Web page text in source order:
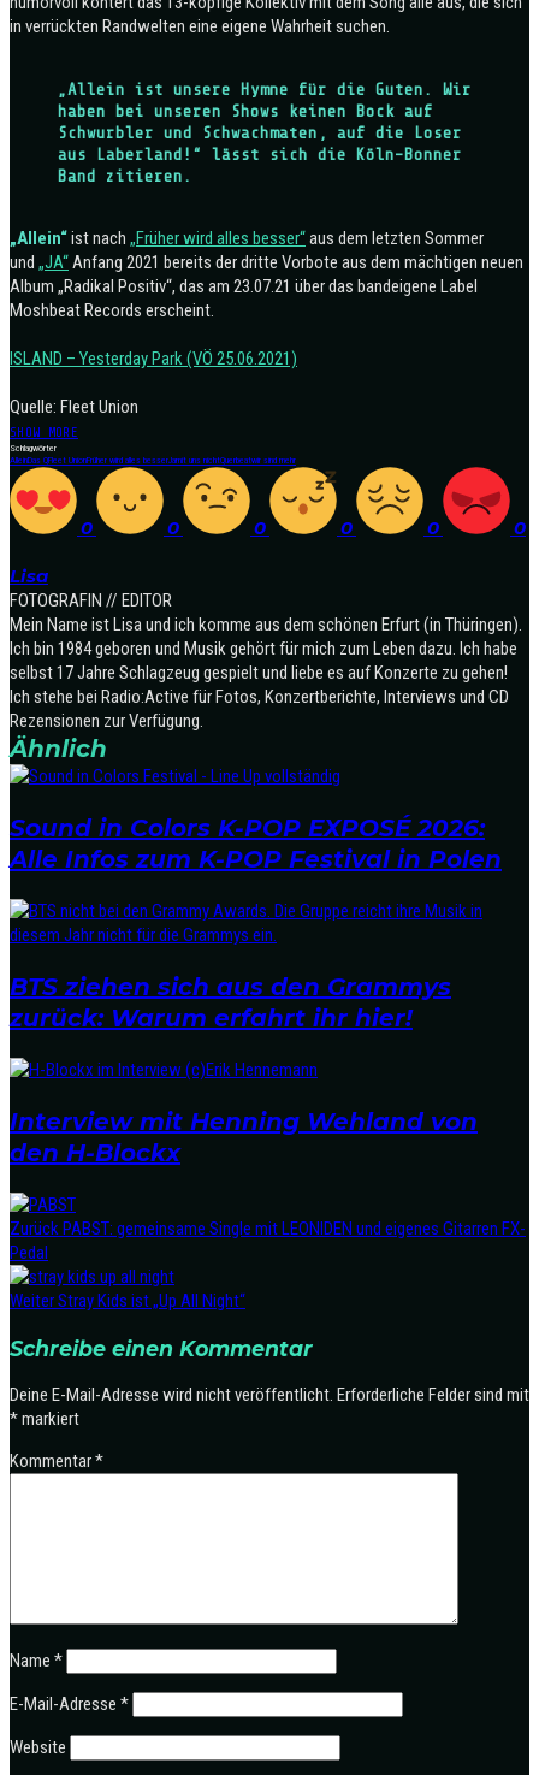
in verrückten Randwelten eine eigene Wahrheit suchen.
„Allein ist unsere Hymne für die Guten. Wir
haben bei unseren Shows keinen Bock auf
Schwurbler und Schwachmaten, auf die Loser
aus Laberland!“ lässt sich die Köln-Bonner
Band zitieren.
„Allein“ist nach „Früher wird alles besser“aus dem letzten Sommer
und „JA“Anfang 2021 bereits der dritte Vorbote aus dem mächtigen neuen
Album „Radikal Positiv“, das am 23.07.21 über das bandeigene Label
Moshbeat Records erscheint.
ISLAND – Yesterday Park (VÖ 25.06.2021)
Quelle: Fleet Union
SHOW MORE
Schlagwörter
AlleinDas QFleet UnionFrüher wird alles besserJamit uns nichtQuerbeatwir sind mehr
0 0 0 0 0 0
Lisa
FOTOGRAFIN // EDITOR
Mein Name ist Lisa und ich komme aus dem schönen Erfurt (in Thüringen).
Ich bin 1984 geboren und Musik gehört für mich zum Leben dazu. Ich habe
selbst 17 Jahre Schlagzeug gespielt und liebe es auf Konzerte zu gehen!
Ich stehe bei Radio:Active für Fotos, Konzertberichte, Interviews und CD
Rezensionen zur Verfügung.
Ähnlich
Sound in Colors K-POP EXPOSÉ 2026:
Alle Infos zum K-POP Festival in Polen
BTS ziehen sich aus den Grammys
zurück: Warum erfahrt ihr hier!
Interview mit Henning Wehland von
den H-Blockx
ZurückPABST: gemeinsame Single mit LEONIDEN und eigenes Gitarren FX-
Pedal
WeiterStray Kids ist „Up All Night“
Schreibe einen Kommentar
Deine E-Mail-Adresse wird nicht veröffentlicht. Erforderliche Felder sind mit
*markiert
Kommentar*
Name *
E-Mail-Adresse *
Website